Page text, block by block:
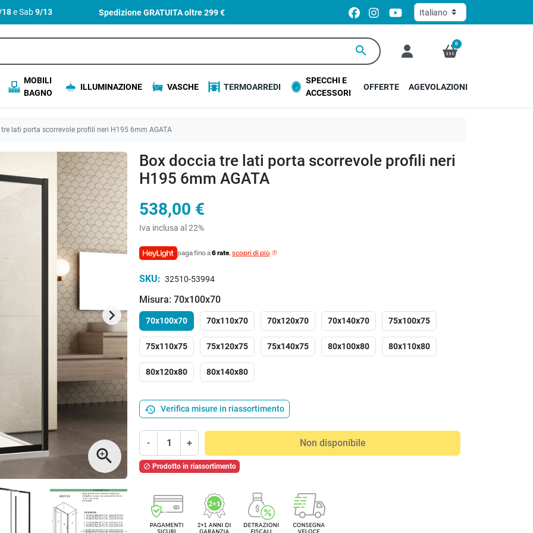
18e Sab9/13 Spedizione GRATUITA oltre299 €
search 0
MOBILI
BAGNO
ILLUMINAZIONE VASCHE TERMOARREDI
SPECCHI E
ACCESSORI
OFFERTE AGEVOLAZIONI
tre lati porta scorrevole profili neri H195 6mm AGATA
Successivo
keyboard_arrow_right
zoom_in
Box doccia tre lati porta scorrevole profili neri
H195 6mm AGATA
538,00 €
Iva inclusa al 22%
paga fino a6 rate, scopri di più
SKU: 32510-53994
Misura: 70x100x70
70x100x70 70x110x70 70x120x70 70x140x70 75x100x75
75x110x75 75x120x75 75x140x75 80x100x80 80x110x80
80x120x80 80x140x80
history Verifica misure in riassortimento
- + Non disponibile
 Prodotto in riassortimento